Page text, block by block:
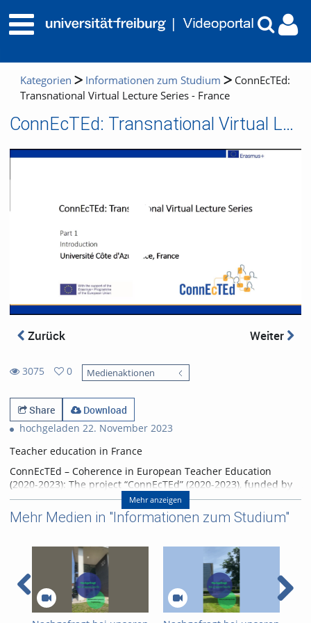
Kategorien Informationen zum Studium
ConnEcTEd:
Transnational Virtual Lecture Series - France
ConnEcTEd: Transnational Virtual Lecture Series - France
Zurück Weiter
3075
views
0
favorites
Medienaktionen
Share
Download
hochgeladen 22. November 2023
Teacher education in France
ConnEcTEd – Coherence in European Teacher Education
(2020-2023): The project “ConnEcTEd” (2020-2023), funded by
the European Union (Erasmus + KA 203), aimed at dealing with
challenges to structural, conceptual, and transnational
coherence in European Teacher Education in a collaborative
freiburg.de/connected/
Referent/in:
Université Côte d'Azur (Nice,
France)
Mehr anzeigen
Mehr Medien in "Informationen zum Studium"